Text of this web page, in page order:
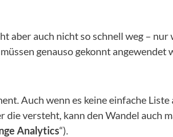
aber auch nicht so schnell weg – nur
müssen genauso gekonnt angewendet
Auch wenn es keine einfache
die versteht, kann den Wandel auch
Analytics“).